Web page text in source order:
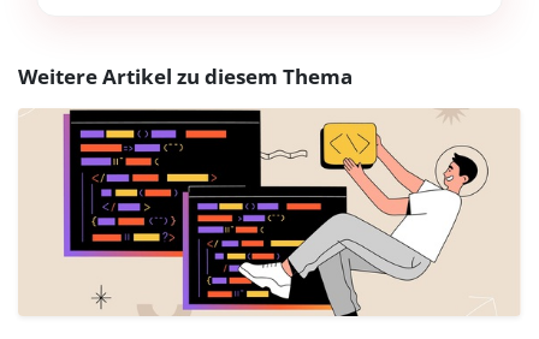
Weitere Artikel zu diesem Thema